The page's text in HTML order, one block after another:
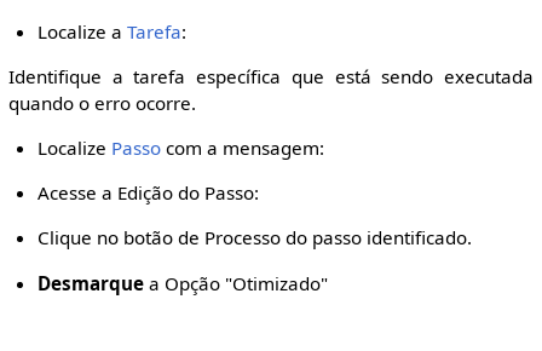
Localize aTarefa:
Identifique a tarefa específica que está sendo executada
quando o erro ocorre.
Localize Passo com a mensagem:
Acesse a Edição do Passo:
Clique no botão de Processo do passo identificado.
Desmarque a Opção "Otimizado"